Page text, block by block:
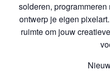
solderen,
ontwerp je eigen
ruimte om jouw